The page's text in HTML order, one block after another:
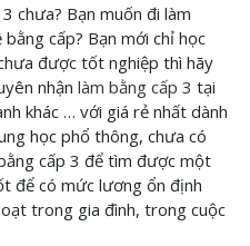
chưa? Bạn muốn đi làm
cấp? Bạn mới chỉ học
được tốt nghiệp thì hãy
nhận làm bằng cấp 3 tại
khác … với giá rẻ nhất dành
học phổ thông, chưa có
cấp 3 để tìm được một
để có mức lương ổn định
trong gia đình, trong cuộc